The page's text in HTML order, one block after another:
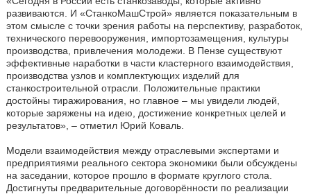
развиваются. И «СтанкоМашСтрой» является показательным в
этом смысле с точки зрения работы на перспективу, разработок,
технического перевооружения, импортозамещения, культуры
производства, привлечения молодежи. В Пензе существуют
эффективные наработки в части кластерного взаимодействия,
производства узлов и комплектующих изделий для
станкостроительной отрасли. Положительные практики
достойны тиражирования, но главное – мы увидели людей,
которые заряжены на идею, достижение конкретных целей и
результатов», – отметил Юрий Коваль.
Модели взаимодействия между отраслевыми экспертами и
предприятиями реального сектора экономики были обсуждены
на заседании, которое прошло в формате круглого стола.
Достигнуты предварительные договорённости по реализации